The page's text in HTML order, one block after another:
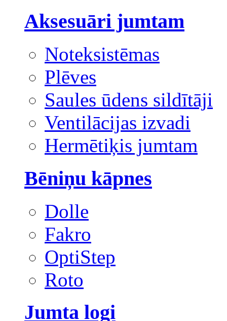
Aksesuāri jumtam
Noteksistēmas
Plēves
Saules ūdens sildītāji
Ventilācijas izvadi
Hermētiķis jumtam
Bēniņu kāpnes
Dolle
Fakro
OptiStep
Roto
Jumta logi